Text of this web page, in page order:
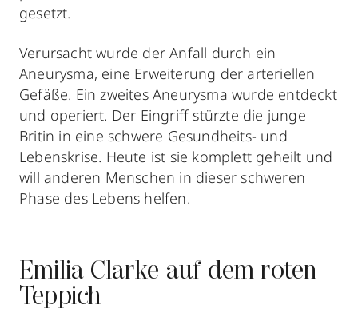
gesetzt.
Verursacht wurde der Anfall durch ein
Aneurysma, eine Erweiterung der arteriellen
Gefäße. Ein zweites Aneurysma wurde entdeckt
und operiert. Der Eingriff stürzte die junge
Britin in eine schwere Gesundheits- und
Lebenskrise. Heute ist sie komplett geheilt und
will anderen Menschen in dieser schweren
Phase des Lebens helfen.
Emilia Clarke auf dem roten
Teppich